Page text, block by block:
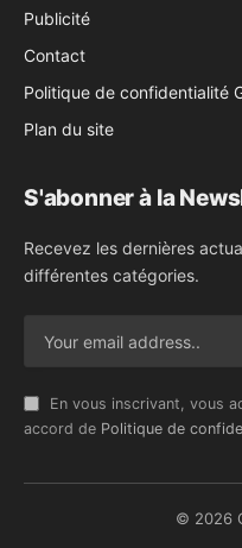
Publicité
Contact
Politique de confidentialité
Plan du site
S'abonner à la
Recevez les dernières
différentes catégories.
En vous inscrivant, vous
accord de Politique de
© 2026